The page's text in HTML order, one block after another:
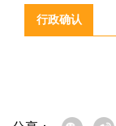
行政确认